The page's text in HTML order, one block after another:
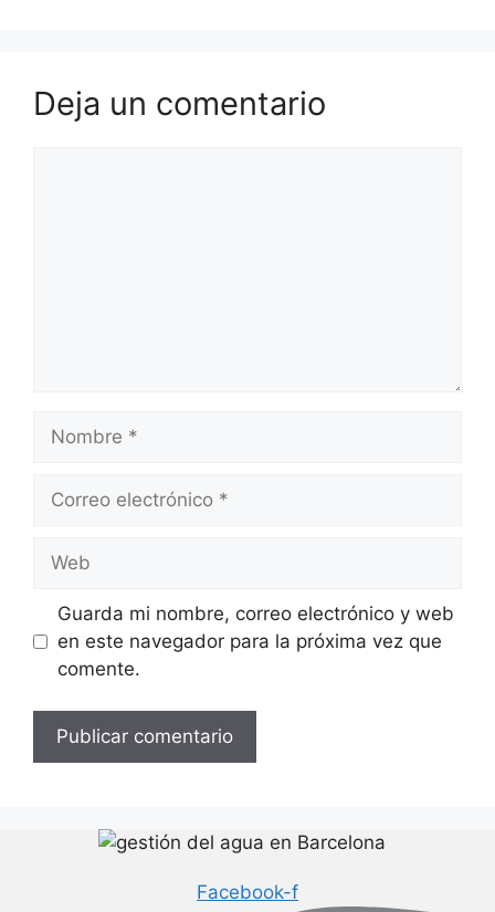
Deja un comentario
electrónico
Guarda mi nombre, correo electrónico y web
en este navegador para la próxima vez que
comente.
Facebook-f